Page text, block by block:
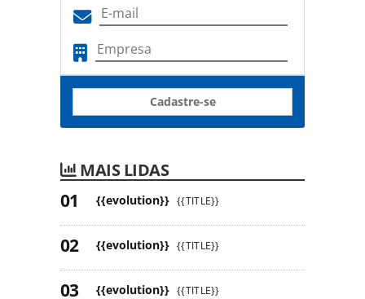
Cadastre-se
MAIS LIDAS
{{evolution}} {{TITLE}}
{{evolution}} {{TITLE}}
{{evolution}} {{TITLE}}